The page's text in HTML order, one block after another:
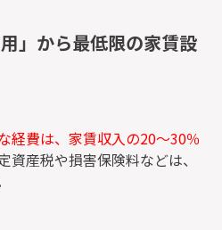
」から最低限の家賃設
経費は、家賃収入の20～30％
産税や損害保険料などは、